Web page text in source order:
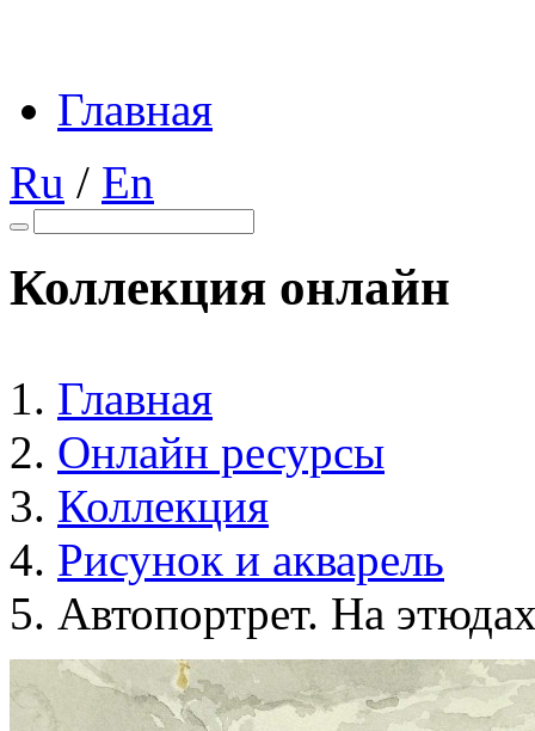
Главная
Ru / En
Коллекция онлайн
Главная
Онлайн ресурсы
Коллекция
Рисунок и акварель
Автопортрет. На